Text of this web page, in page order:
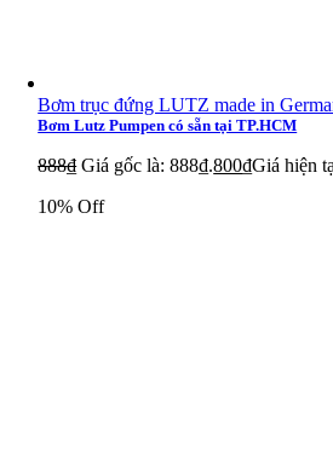
Bơm trục đứng LUTZ made in
Bơm Lutz Pumpen có sẵn tại TP.HCM
888₫ Giá gốc là: 888₫.800₫Giá hiện
10% Off